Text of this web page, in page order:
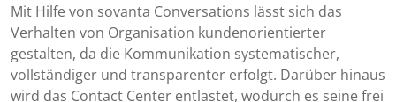
Mit Hilfe von sovanta Conversations lässt sich das
Verhalten von Organisation kundenorientierter
gestalten, da die Kommunikation systematischer,
vollständiger und transparenter erfolgt. Darüber hinaus
wird das Contact Center entlastet, wodurch es seine frei